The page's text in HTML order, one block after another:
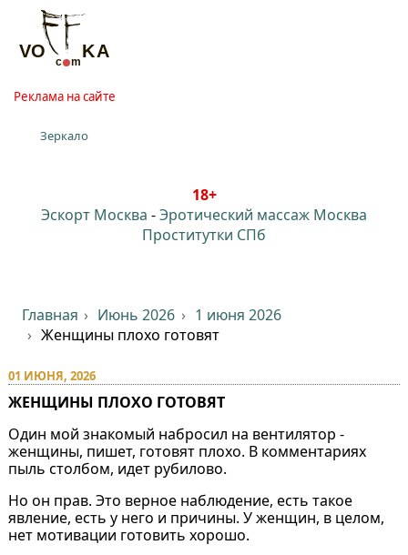
Реклама на сайте
Зеркало
18+
Эскорт Москва -Эротический массаж Москва
Проститутки СПб
Главная Июнь 2026
1 июня 2026
Женщины плохо готовят
01 ИЮНЯ, 2026
ЖЕНЩИНЫ ПЛОХО ГОТОВЯТ
Один мой знакомый набросил на вентилятор -
женщины, пишет, готовят плохо. В комментариях
пыль столбом, идет рубилово.
Но он прав. Это верное наблюдение, есть такое
явление, есть у него и причины. У женщин, в целом,
нет мотивации готовить хорошо.